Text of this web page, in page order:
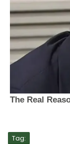
Tag: